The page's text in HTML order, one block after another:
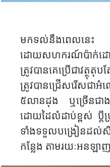
មកទល់នឹងពេលនេះ​ គំ
ដោយ​សហករណ៍​ប៉ាក់​ដ
ត្រូវបាន​គេ​ប្រើ​ជា​វត្ថុ
ត្រូវបាន​ជ្រើសរើស​ជ
៥លាន​ដុង​ ឬ​ច្រើន​ជាង​
ដោយដៃលំដាប់ខ្ពស់​ ប្ដី
ទាំងទទួលបង្រៀនដល់​សិ
កន្លែង​ តាមរយៈ​អនឡ